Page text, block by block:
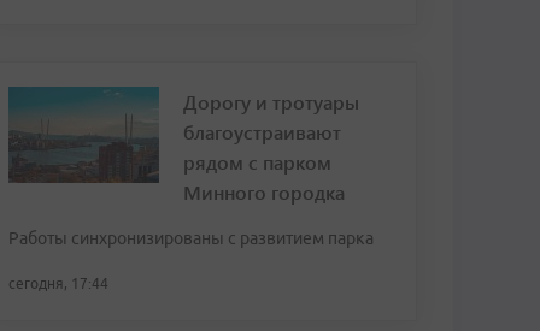
Дорогу и тротуары
благоустраивают
рядом с парком
Минного городка
Работы синхронизированы с развитием парка
сегодня, 17:44